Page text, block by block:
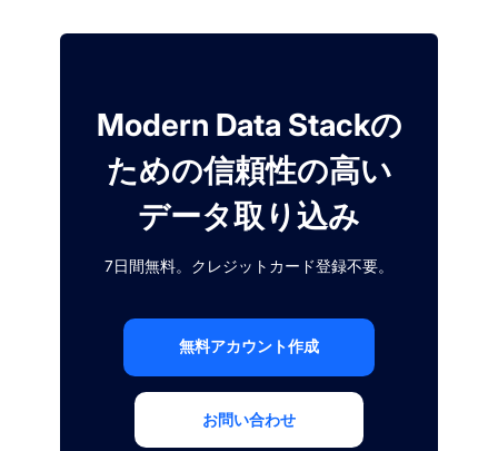
Modern Data Stackの
ための信頼性の高い
データ取り込み
7日間無料。クレジットカード登録不要。
無料アカウント作成
お問い合わせ